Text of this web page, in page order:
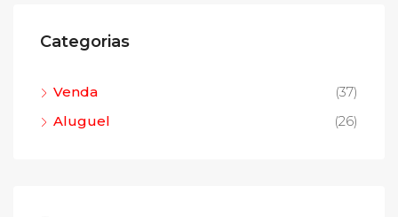
Categorias
Venda
(37)
Aluguel
(26)